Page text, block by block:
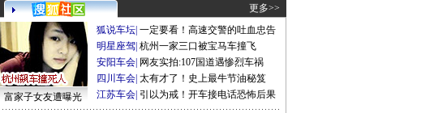
更多>>
富家子女友遭曝光
狐说车坛 一定要看！高速交警的吐血忠告
明星座驾 杭州一家三口被宝马车撞飞
安阳车会 网友实拍:107国道遇惨烈车祸
四川车会 太有才了！史上最牛节油秘笈
江苏车会 引以为戒！开车接电话恐怖后果